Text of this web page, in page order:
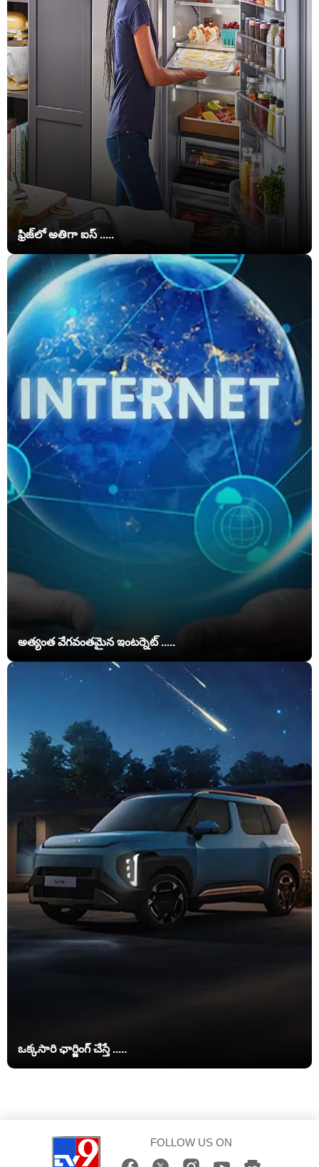
ఫ్రిజ్‌లో అతిగా ఐస్ .....
అత్యంత వేగవంతమైన ఇంటర్నెట్ .....
ఒక్కసారి ఛార్జింగ్‌ చేస్తే .....
FOLLOW US ON